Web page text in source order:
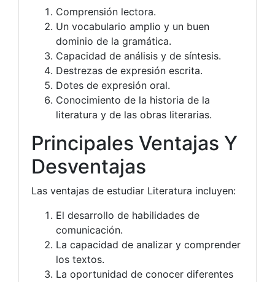
Comprensión lectora.
Un vocabulario amplio y un buen
dominio de la gramática.
Capacidad de análisis y de síntesis.
Destrezas de expresión escrita.
Dotes de expresión oral.
Conocimiento de la historia de la
literatura y de las obras literarias.
Principales Ventajas Y
Desventajas
Las ventajas de estudiar Literatura incluyen:
El desarrollo de habilidades de
comunicación.
La capacidad de analizar y comprender
los textos.
La oportunidad de conocer diferentes